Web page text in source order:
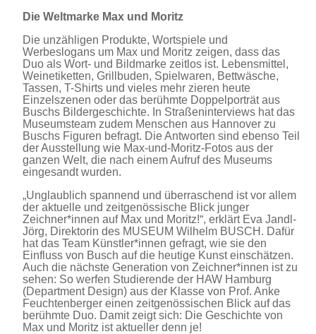
Die Weltmarke Max und Moritz
Die unzähligen Produkte, Wortspiele und
Werbeslogans um Max und Moritz zeigen, dass das
Duo als Wort- und Bildmarke zeitlos ist. Lebensmittel,
Weinetiketten, Grillbuden, Spielwaren, Bettwäsche,
Tassen, T-Shirts und vieles mehr zieren heute
Einzelszenen oder das berühmte Doppelporträt aus
Buschs Bildergeschichte. In Straßeninterviews hat das
Museumsteam zudem Menschen aus Hannover zu
Buschs Figuren befragt. Die Antworten sind ebenso Teil
der Ausstellung wie Max-und-Moritz-Fotos aus der
ganzen Welt, die nach einem Aufruf des Museums
eingesandt wurden.
„Unglaublich spannend und überraschend ist vor allem
der aktuelle und zeitgenössische Blick junger
Zeichner*innen auf Max und Moritz!“, erklärt Eva Jandl-
Jörg, Direktorin des MUSEUM Wilhelm BUSCH. Dafür
hat das Team Künstler*innen gefragt, wie sie den
Einfluss von Busch auf die heutige Kunst einschätzen.
Auch die nächste Generation von Zeichner*innen ist zu
sehen: So werfen Studierende der HAW Hamburg
(Department Design) aus der Klasse von Prof. Anke
Feuchtenberger einen zeitgenössischen Blick auf das
berühmte Duo. Damit zeigt sich: Die Geschichte von
Max und Moritz ist aktueller denn je!